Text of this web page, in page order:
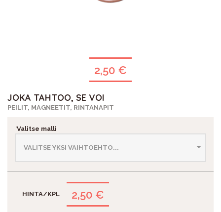
2,50 €
JOKA TAHTOO, SE VOI
PEILIT, MAGNEETIT, RINTANAPIT
*Valitse malli
2,50 €